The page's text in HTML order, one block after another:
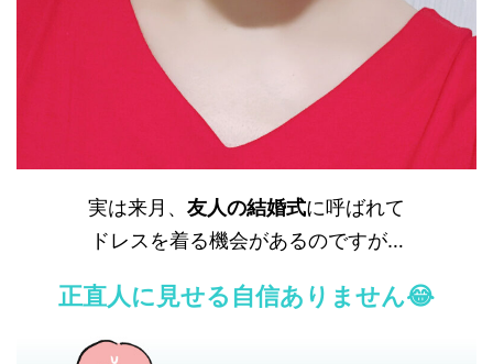
実は来月、 友人の結婚式に呼ばれて
ドレスを着る機会があるのですが…
正直人に見せる自信ありません😂